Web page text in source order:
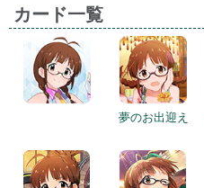
カード一覧
夢のお出迎え